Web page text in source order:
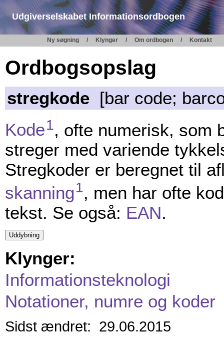
Udgiverselskabet Informationsordbogen
Ny søgning Klynger Om ordbogen Kontakt
Ordbogsopslag
stregkode [bar code;
Kode1, ofte numerisk, som
streger med variende
Stregkoder er beregnet til
skanning1, men har ofte
tekst. Se også: EAN.
Klynger:
Informationsteknologi
Notationer, numre og koder
Sidst ændret: 29.06.2015